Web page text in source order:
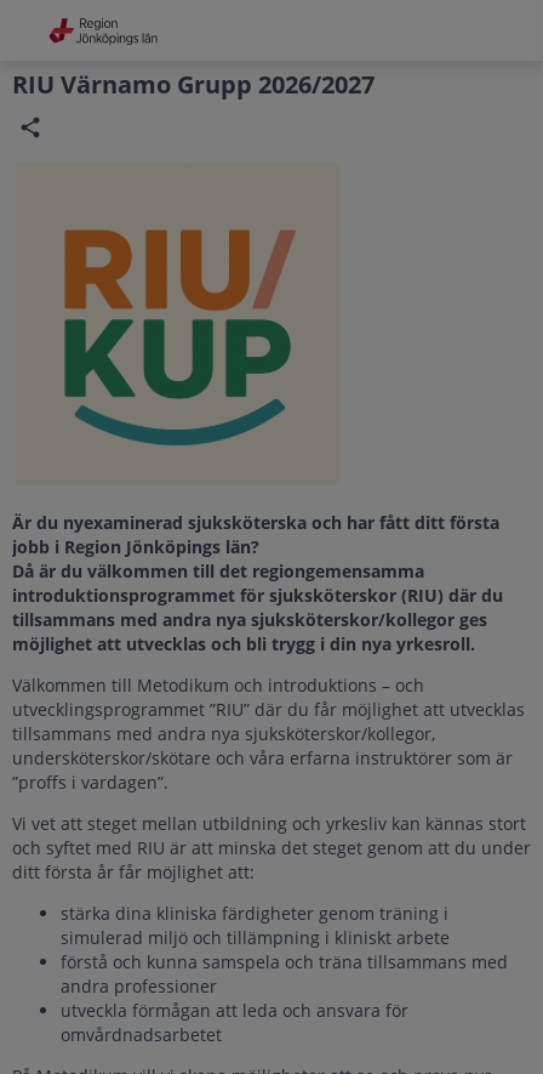
Grade
Portal
RIU Värnamo Grupp 2026/2027
Är du nyexaminerad sjuksköterska och har fått ditt första
jobb i Region Jönköpings län?
Då är du välkommen till det regiongemensamma
introduktionsprogrammet för sjuksköterskor (RIU) där du
tillsammans med andra nya sjuksköterskor/kollegor ges
möjlighet att utvecklas och bli trygg i din nya yrkesroll.
Välkommen till Metodikum och introduktions – och
utvecklingsprogrammet ”RIU” där du får möjlighet att utvecklas
tillsammans med andra nya sjuksköterskor/kollegor,
undersköterskor/skötare och våra erfarna instruktörer som är
”proffs i vardagen”.
Vi vet att steget mellan utbildning och yrkesliv kan kännas stort
och syftet med RIU är att minska det steget genom att du under
ditt första år får möjlighet att:
stärka dina kliniska färdigheter genom träning i
simulerad miljö och tillämpning i kliniskt arbete
förstå och kunna samspela och träna tillsammans med
andra professioner
utveckla förmågan att leda och ansvara för
omvårdnadsarbetet